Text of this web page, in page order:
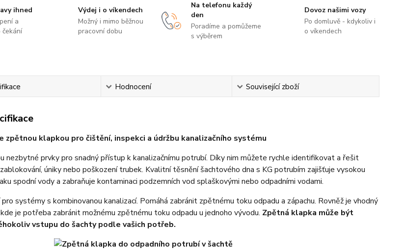
ihned
a
čekání
Výdej i o víkendech
Možný i mimo běžnou
pracovní dobu
Na telefonu každý
den
Poradíme a pomůžeme
s výběrem
Dovoz našimi vozy
Po domluvě - kdykoliv i
o víkendech
Hodnocení Související zboží
zpětnou klapkou pro čištění, inspekci a údržbu kanalizačního systému
nezbytné prvky pro snadný přístup k kanalizačnímu potrubí. Díky nim můžete rychle identifikovat a řešit
úniky nebo poškození trubek. Kvalitní těsnění šachtového dna s KG potrubím zajišťuje vysokou
spodní vody a zabraňuje kontaminaci podzemních vod splaškovými nebo odpadními vodami.
systémy s kombinovanou kanalizací. Pomáhá zabránit zpětnému toku odpadu a zápachu. Rovněž je vhodný
je potřeba zabránit možnému zpětnému toku odpadu u jednoho vývodu. Zpětná klapka může být
vstupu do šachty podle vašich potřeb.